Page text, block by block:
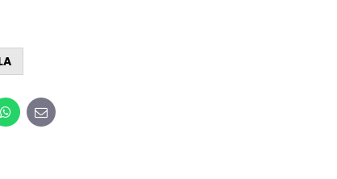
WhatsApp
E-
mail